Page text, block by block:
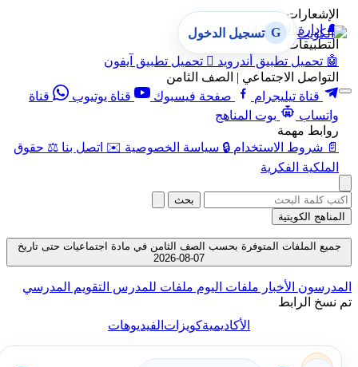
الإشعارات
🔔 إدارة الإشعارات
التطبيقات
🤖 تحميل تطبيق أندرويد  تحميل تطبيق آيفون
التواصل الاجتماعي | الصف الثامن
قناة تيليجرام
صفحة فيسبوك قناة يوتيوب
قناة
واتساب
بوت المناهج
روابط مهمة
📄 شروط الاستخدام 🔒 سياسة الخصوصية ✉️ اتصل بنا ⚖️ حقوق
الملكية الفكرية
G تسجيل الدخول
بحث
المناهج الكويتية
جميع الملفات المتوفرة بحسب الصف الثامن في مادة اجتماعيات حتى تاريخ
07-08-2026
المدرسون الأخبار ملفات اليوم ملفات للمدرس التقويم المدرسي
تم نسخ الرابط
الأكاديميةكويزاتالفيديوهات